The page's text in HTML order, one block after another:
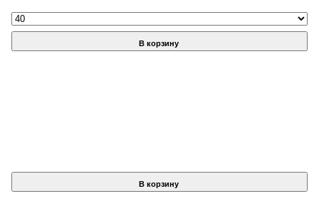
В корзину
В корзину